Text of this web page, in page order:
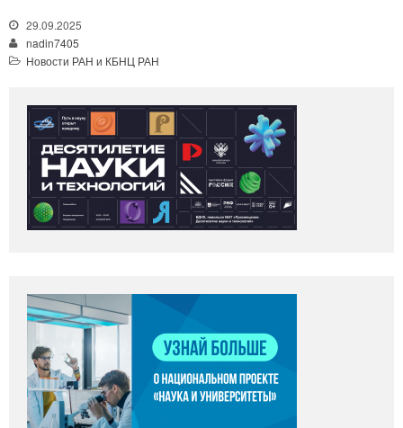
29.09.2025
nadin7405
Новости РАН и КБНЦ РАН